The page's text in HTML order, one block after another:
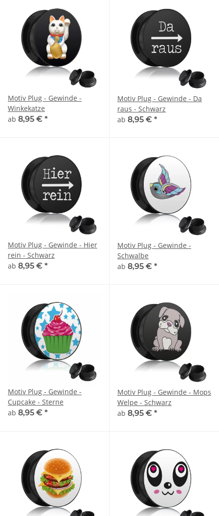
Motiv Plug - Gewinde -
Winkekatze
ab 8,95 € *
Motiv Plug - Gewinde - Da
raus - Schwarz
ab 8,95 € *
Motiv Plug - Gewinde - Hier
rein - Schwarz
ab 8,95 € *
Motiv Plug - Gewinde -
Schwalbe
ab 8,95 € *
Motiv Plug - Gewinde -
Cupcake - Sterne
ab 8,95 € *
Motiv Plug - Gewinde - Mops
Welpe - Schwarz
ab 8,95 € *